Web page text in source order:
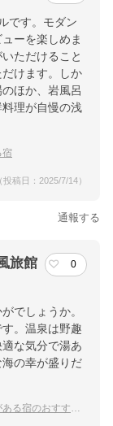
です。モダン
ーを楽しめま
ただけること
けます。しか
ほか、岩風呂
理が自慢の浅
宿
稿日：2025/7/14）
通報する
旅館
0
でしょうか。
。温泉は野趣
な気分で湯あ
の幸が盛りだ
のおすすめは？